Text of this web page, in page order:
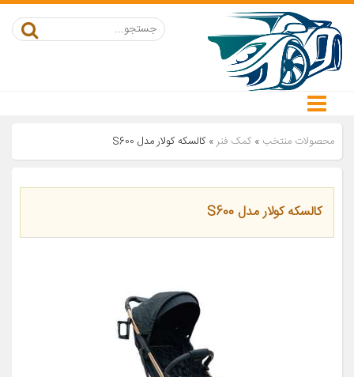
محصولات منتخب » کمک فنر»کالسکه کولار مدل S600
کالسکه کولار مدل S600